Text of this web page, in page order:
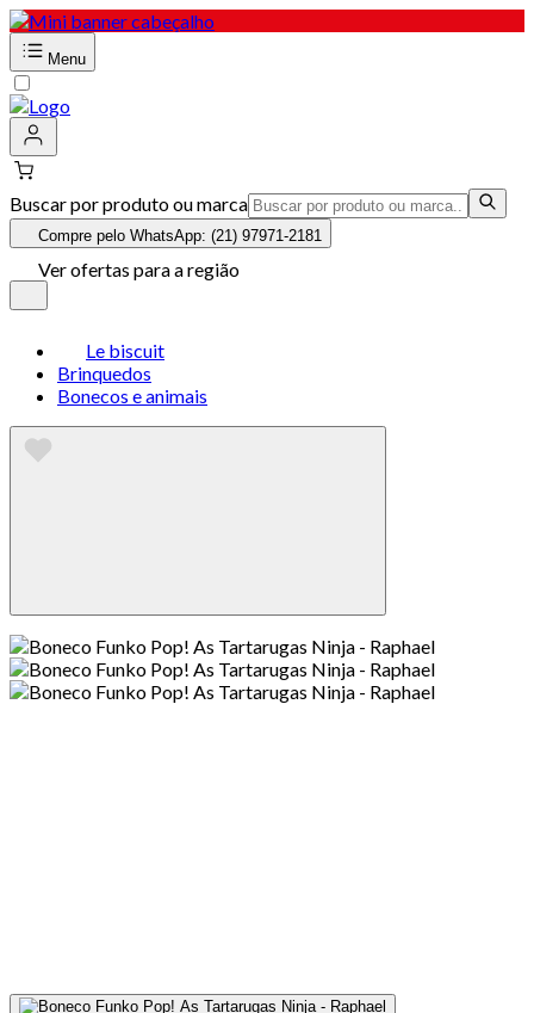
Menu
Buscar por produto ou marca
Compre pelo WhatsApp: (21) 97971-2181
Ver ofertas para a região
Le biscuit
Brinquedos
Bonecos e animais